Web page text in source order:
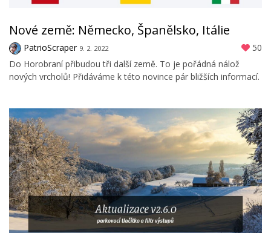
Nové země: Německo, Španělsko, Itálie
PatrioScraper 9. 2. 2022
50
Do Horobraní přibudou tři další země. To je pořádná nálož
nových vrcholů! Přidáváme k této novince pár bližších informací.